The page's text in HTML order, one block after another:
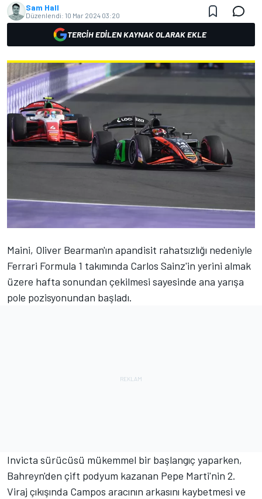
Sam Hall
Düzenlendi: 10 Mar 2024 03:20
TERCIH EDILEN KAYNAK OLARAK EKLE
Maini, Oliver Bearman'ın apandisit rahatsızlığı nedeniyle
Ferrari Formula 1 takımında Carlos Sainz'in yerini almak
üzere hafta sonundan çekilmesi sayesinde ana yarışa
pole pozisyonundan başladı.
Invicta sürücüsü mükemmel bir başlangıç yaparken,
Bahreyn'den çift podyum kazanan Pepe Marti'nin 2.
Viraj çıkışında Campos aracının arkasını kaybetmesi ve